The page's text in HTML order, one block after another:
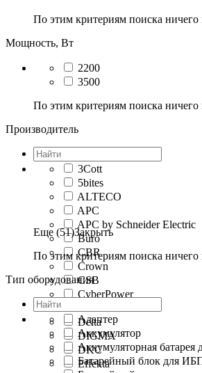
По этим критериям поиска ничего
Мощность, Вт
2200
3500
По этим критериям поиска ничего
Производитель
3Cott
5bites
ALTECO
APC
APC by Schneider Electric
Buro
CBR
Crown
CSB
CyberPower
Delta
DIGMA
DKC
Effekta
Еще (51)Закрыть
По этим критериям поиска ничего
Тип оборудования
Адаптер
Аккумулятор
Аккумуляторная батарея
Батарейный блок для